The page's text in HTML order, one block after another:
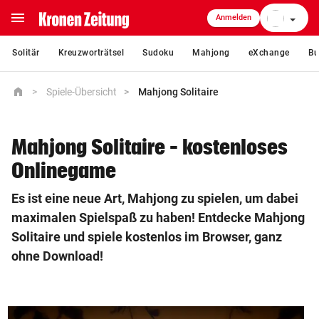
menu Anmelden
Solitär Kreuzworträtsel Sudoku Mahjong eXchange
close
home Startseite
crisis_alert
coronavirus Coronavirus
Nachrichten expand_more
Magazin & Freizeit
home Spiele-Übersicht Mahjong Solitaire
Mahjong Solitaire – kostenloses
Onlinegame
Es ist eine neue Art, Mahjong zu spielen, um dabei
maximalen Spielspaß zu haben! Entdecke Mahjong
Solitaire und spiele kostenlos im Browser, ganz
ohne Download!